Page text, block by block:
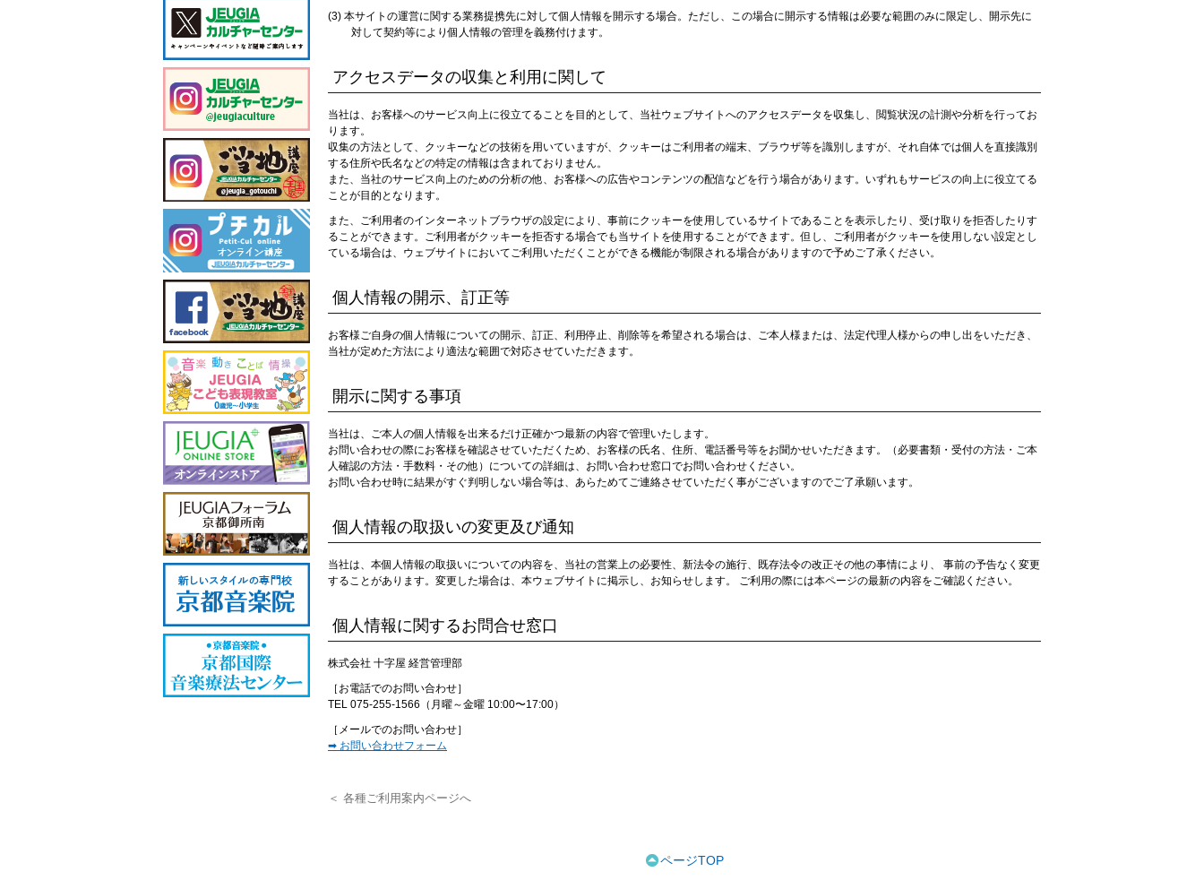
本サイトの運営に関する業務提携先に対して個人情報を開示する場合。ただし、この場合に開示する情報は必要な範囲のみに限定し、開示先に
対して契約等により個人情報の管理を義務付けます。
アクセスデータの収集と利用に関して
当社は、お客様へのサービス向上に役立てることを目的として、当社ウェブサイトへのアクセスデータを収集し、閲覧状況の計測や分析を行ってお
ります。
収集の方法として、クッキーなどの技術を用いていますが、クッキーはご利用者の端末、ブラウザ等を識別しますが、それ自体では個人を直接識別
する住所や氏名などの特定の情報は含まれておりません。
また、当社のサービス向上のための分析の他、お客様への広告やコンテンツの配信などを行う場合があります。いずれもサービスの向上に役立てる
ことが目的となります。
また、ご利用者のインターネットブラウザの設定により、事前にクッキーを使用しているサイトであることを表示したり、受け取りを拒否したりす
ることができます。ご利用者がクッキーを拒否する場合でも当サイトを使用することができます。但し、ご利用者がクッキーを使用しない設定とし
ている場合は、ウェブサイトにおいてご利用いただくことができる機能が制限される場合がありますので予めご了承ください。
個人情報の開示、訂正等
お客様ご自身の個人情報についての開示、訂正、利用停止、削除等を希望される場合は、ご本人様または、法定代理人様からの申し出をいただき、
当社が定めた方法により適法な範囲で対応させていただきます。
開示に関する事項
当社は、ご本人の個人情報を出来るだけ正確かつ最新の内容で管理いたします。
お問い合わせの際にお客様を確認させていただくため、お客様の氏名、住所、電話番号等をお聞かせいただきます。（必要書類・受付の方法・ご本
人確認の方法・手数料・その他）についての詳細は、お問い合わせ窓口でお問い合わせください。
お問い合わせ時に結果がすぐ判明しない場合等は、あらためてご連絡させていただく事がございますのでご了承願います。
個人情報の取扱いの変更及び通知
当社は、本個人情報の取扱いについての内容を、当社の営業上の必要性、新法令の施行、既存法令の改正その他の事情により、 事前の予告なく変更
することがあります。変更した場合は、本ウェブサイトに掲示し、お知らせします。 ご利用の際には本ページの最新の内容をご確認ください。
個人情報に関するお問合せ窓口
株式会社 十字屋 経営管理部
［お電話でのお問い合わせ］
TEL 075-255-1566（月曜～金曜 10:00〜17:00）
［メールでのお問い合わせ］
➡ お問い合わせフォーム
＜ 各種ご利用案内ページへ
ページTOP